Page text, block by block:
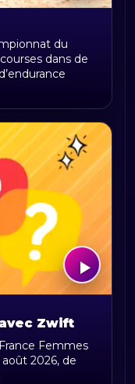
saison 2026
Sports
du
dans de
Zwift
et
Femmes
2026, de